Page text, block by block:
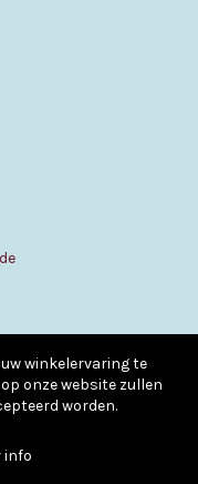
2010 - 2026
winkelervaring te
onze website zullen
worden.
info